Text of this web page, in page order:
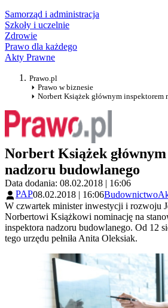
Samorząd i administracja
Szkoły i uczelnie
Zdrowie
Prawo dla każdego
Akty Prawne
Prawo.pl
Prawo w biznesie
Norbert Książek głównym inspektorem
Norbert Książek
nadzoru budowlanego
Data dodania: 08.02.2018 | 16:06
PAP08.02.2018 | 16:06Budownictwo
W czwartek minister inwestycji i rozwoju
Norbertowi Książkowi nominację na
inspektora nadzoru budowlanego. Od 12
tego urzędu pełniła Anita Oleksiak.